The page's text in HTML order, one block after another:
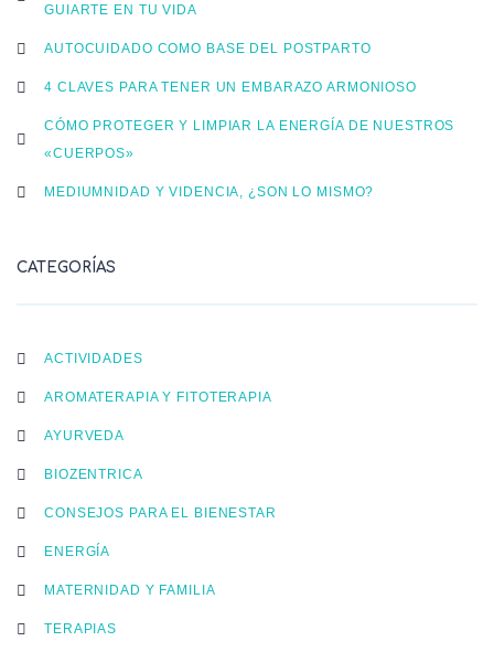
GUIARTE EN TU VIDA
AUTOCUIDADO COMO BASE DEL POSTPARTO
4 CLAVES PARA TENER UN EMBARAZO ARMONIOSO
CÓMO PROTEGER Y LIMPIAR LA ENERGÍA DE NUESTROS
«CUERPOS»
MEDIUMNIDAD Y VIDENCIA, ¿SON LO MISMO?
CATEGORÍAS
ACTIVIDADES
AROMATERAPIA Y FITOTERAPIA
AYURVEDA
BIOZENTRICA
CONSEJOS PARA EL BIENESTAR
ENERGÍA
MATERNIDAD Y FAMILIA
TERAPIAS